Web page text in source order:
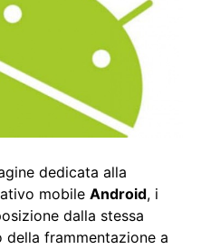
dedicata alla
mobile Android, i
dalla stessa
della frammentazione a